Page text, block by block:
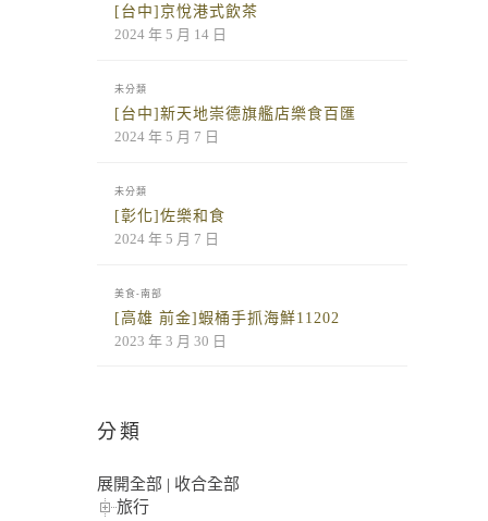
[台中]京悅港式飲茶
2024 年 5 月 14 日
未分類
[台中]新天地崇德旗艦店樂食百匯
2024 年 5 月 7 日
未分類
[彰化]佐樂和食
2024 年 5 月 7 日
美食-南部
[高雄 前金]蝦桶手抓海鮮11202
2023 年 3 月 30 日
分類
展開全部 | 收合全部
旅行